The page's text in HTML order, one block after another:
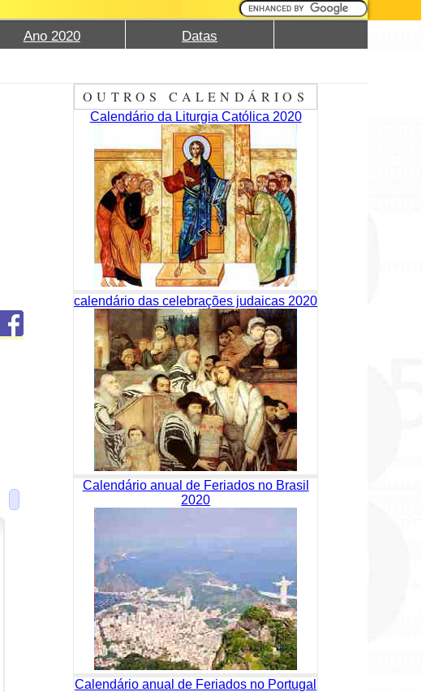
Ano 2020 Datas
OUTROS CALENDÁRIOS
Calendário da Liturgia Católica 2020
calendário das celebrações judaicas 2020
Calendário anual de Feriados no Brasil
2020
Calendário anual de Feriados no Portugal